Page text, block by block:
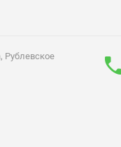
Рублевское